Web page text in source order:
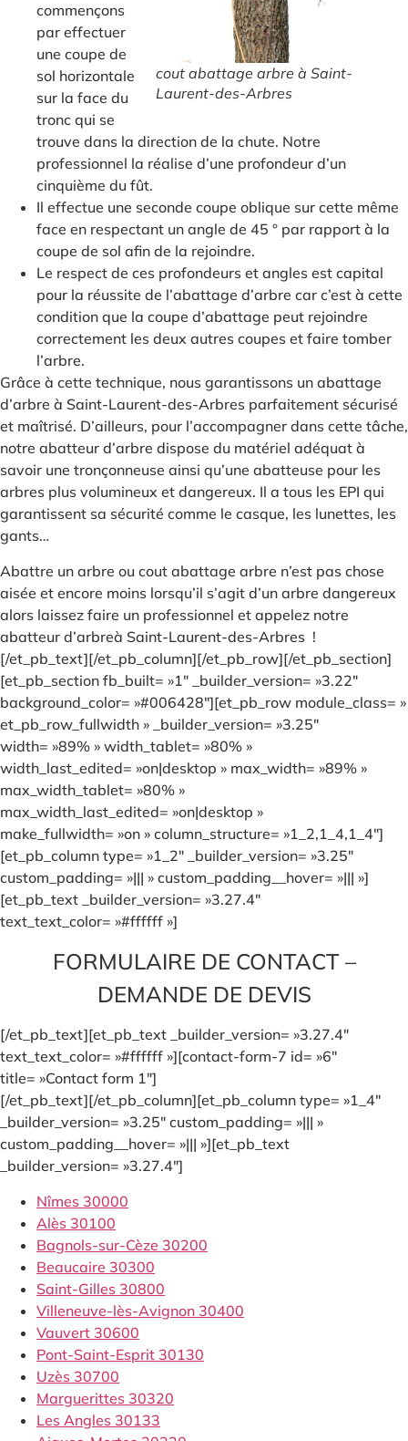
cout abattage arbre à Saint-
Laurent-des-Arbres
commençons
par effectuer
une coupe de
sol horizontale
sur la face du
tronc qui se
trouve dans la direction de la chute. Notre
professionnel la réalise d’une profondeur d’un
cinquième du fût.
Il effectue une seconde coupe oblique sur cette même
face en respectant un angle de 45 ° par rapport à la
coupe de sol afin de la rejoindre.
Le respect de ces profondeurs et angles est capital
pour la réussite de l’abattage d’arbre car c’est à cette
condition que la coupe d’abattage peut rejoindre
correctement les deux autres coupes et faire tomber
l’arbre.
Grâce à cette technique, nous garantissons un abattage
d’arbre à Saint-Laurent-des-Arbres parfaitement sécurisé
et maîtrisé. D’ailleurs, pour l’accompagner dans cette tâche,
notre abatteur d’arbre dispose du matériel adéquat à
savoir une tronçonneuse ainsi qu’une abatteuse pour les
arbres plus volumineux et dangereux. Il a tous les EPI qui
garantissent sa sécurité comme le casque, les lunettes, les
gants…
Abattre un arbre ou cout abattage arbre n’est pas chose
aisée et encore moins lorsqu’il s’agit d’un arbre dangereux
alors laissez faire un professionnel et appelez notre
abatteur d’arbreà Saint-Laurent-des-Arbres !
[/et_pb_text][/et_pb_column][/et_pb_row][/et_pb_section]
[et_pb_section fb_built= »1″ _builder_version= »3.22″
background_color= »#006428″][et_pb_row module_class= »
et_pb_row_fullwidth » _builder_version= »3.25″
width= »89% » width_tablet= »80% »
width_last_edited= »on|desktop » max_width= »89% »
max_width_tablet= »80% »
max_width_last_edited= »on|desktop »
make_fullwidth= »on » column_structure= »1_2,1_4,1_4″]
[et_pb_column type= »1_2″ _builder_version= »3.25″
custom_padding= »||| » custom_padding__hover= »||| »]
[et_pb_text _builder_version= »3.27.4″
text_text_color= »#ffffff »]
FORMULAIRE DE CONTACT –
DEMANDE DE DEVIS
[/et_pb_text][et_pb_text _builder_version= »3.27.4″
text_text_color= »#ffffff »][contact-form-7 id= »6″
title= »Contact form 1″]
[/et_pb_text][/et_pb_column][et_pb_column type= »1_4″
_builder_version= »3.25″ custom_padding= »||| »
custom_padding__hover= »||| »][et_pb_text
_builder_version= »3.27.4″]
Nîmes 30000
Alès 30100
Bagnols-sur-Cèze 30200
Beaucaire 30300
Saint-Gilles 30800
Villeneuve-lès-Avignon 30400
Vauvert 30600
Pont-Saint-Esprit 30130
Uzès 30700
Marguerittes 30320
Les Angles 30133